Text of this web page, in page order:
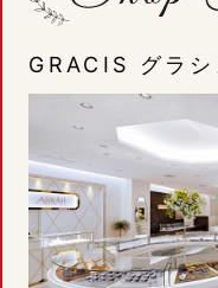
GRACIS グラ